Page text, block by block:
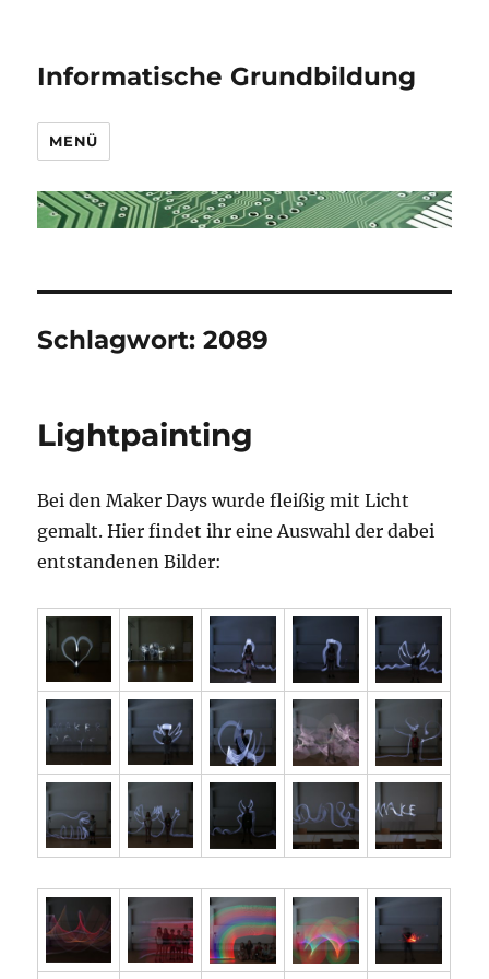
Informatische Grundbildung
MENÜ
Schlagwort:2089
Lightpainting
Bei den Maker Days wurde fleißig mit Licht
gemalt. Hier findet ihr eine Auswahl der dabei
entstandenen Bilder: